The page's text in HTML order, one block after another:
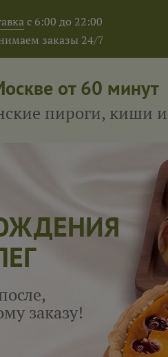
с 6:00 до 22:00
заказы 24/7
от 60 минут
пироги,
КОРПОРАТИВ
БЛИНЫ